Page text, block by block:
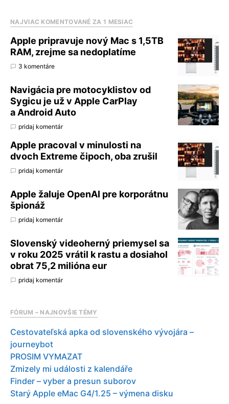
NAJVIAC KOMENTOVANÉ ZA 1 MESIAC
Apple pripravuje nový Mac s 1,5TB
RAM, zrejme sa nedoplatíme
3 komentáre
Navigácia pre motocyklistov od
Sygicu je už v Apple CarPlay
a Android Auto
pridaj komentár
Apple pracoval v minulosti na
dvoch Extreme čipoch, oba zrušil
pridaj komentár
Apple žaluje OpenAI pre korporátnu
špionáž
pridaj komentár
Slovenský videoherný priemysel sa
v roku 2025 vrátil k rastu a dosiahol
obrat 75,2 milióna eur
pridaj komentár
FÓRUM – NAJNOVŠIE TÉMY
Cestovateľská apka od slovenského vývojára –
journeybot
PROSIM VYMAZAT
Zmizely mi události z kalendáře
Finder – vyber a presun suborov
Starý Apple eMac G4/1.25 – výmena disku